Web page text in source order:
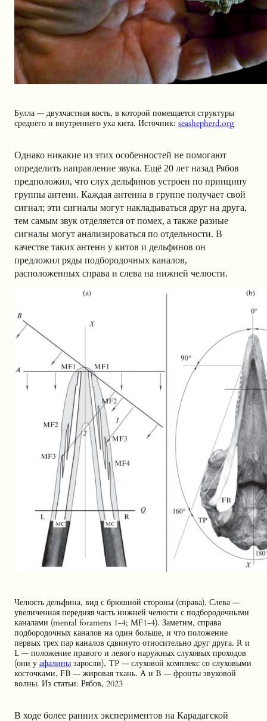
Булла — двухчастная кость, в которой помещается структуры
среднего и внутреннего уха кита. Источник: seashepherd.org
Однако никакие из этих особенностей не помогают
определить направление звука. Ещё 20 лет назад Рябов
предположил, что слух дельфинов устроен по принципу
группы антенн. Каждая антенна в группе получает свой
сигнал; эти сигналы могут накладываться друг на друга,
тем самым звук отделяется от помех, а также разные
сигналы могут анализироваться по отдельности. В
качестве таких антенн у китов и дельфинов он
предложил ряды подбородочных каналов,
расположенных справа и слева на нижней челюсти.
Челюсть дельфина, вид с брюшной стороны (справа). Слева —
увеличенная передняя часть нижней челюсти с подбородочными
каналами (mental foramens 1-4; MF1-4). Заметим, справа
подбородочных каналов на один больше, и что положение
первых трех пар каналов сдвинуто относительно друг друга. R и
L — положение правого и левого наружных слуховых проходов
(они у афалины заросли), TP — слуховой комплекс со слуховыми
косточками, FB — жировая ткань. A и B — фронты звуковой
волны. Из статьи: Рябов, 2023
В ходе более ранних экспериментов на Карадагской